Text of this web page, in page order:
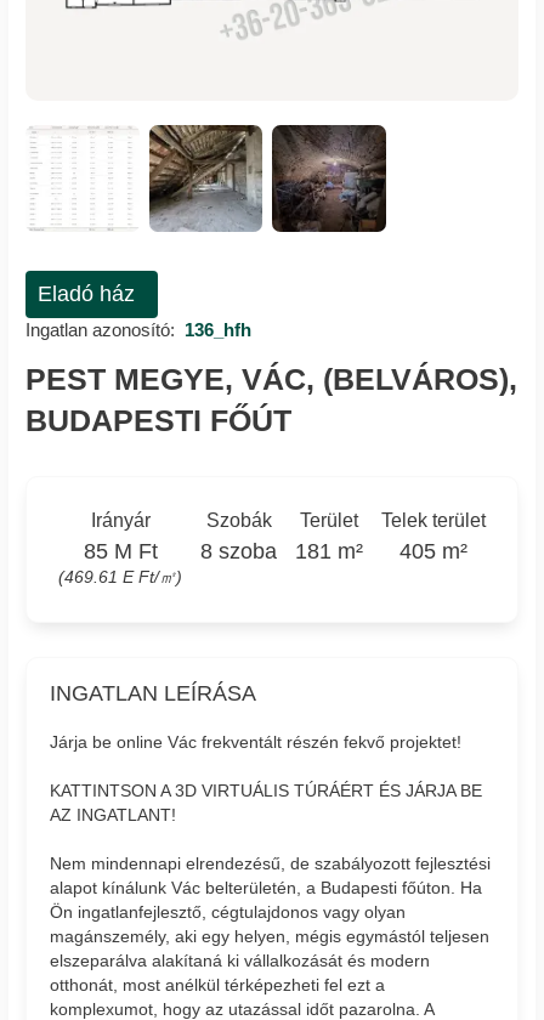
Eladó ház
Ingatlan azonosító: 136_hfh
PEST MEGYE, VÁC, (BELVÁROS),
BUDAPESTI FŐÚT
Irányár
85 M Ft
(469.61 E Ft/㎡)
Szobák
8 szoba
Terület
181 m²
Telek terület
405 m²
INGATLAN LEÍRÁSA
Járja be online Vác frekventált részén fekvő projektet!
KATTINTSON A 3D VIRTUÁLIS TÚRÁÉRT ÉS JÁRJA BE
AZ INGATLANT!
Nem mindennapi elrendezésű, de szabályozott fejlesztési
alapot kínálunk Vác belterületén, a Budapesti főúton. Ha
Ön ingatlanfejlesztő, cégtulajdonos vagy olyan
magánszemély, aki egy helyen, mégis egymástól teljesen
elszeparálva alakítaná ki vállalkozását és modern
otthonát, most anélkül térképezheti fel ezt a
komplexumot, hogy az utazással időt pazarolna. A